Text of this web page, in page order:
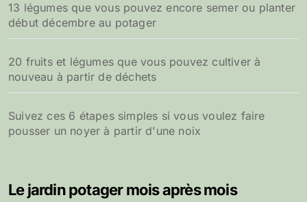
13 légumes que vous pouvez encore semer ou planter
début décembre au potager
20 fruits et légumes que vous pouvez cultiver à
nouveau à partir de déchets
Suivez ces 6 étapes simples si vous voulez faire
pousser un noyer à partir d'une noix
Le jardin potager mois après mois